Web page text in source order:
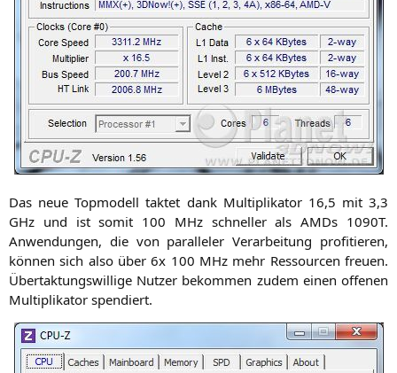
Das neue Top­mo­dell tak­tet dank Mul­ti­pli­ka­tor 16,5 mit 3,3
GHz und ist somit 100 MHz schnel­ler als AMDs 1090T.
Anwen­dun­gen, die von par­al­le­ler Ver­ar­bei­tung pro­fi­tie­ren,
kön­nen sich also über 6x 100 MHz mehr Res­sour­cen freu­en.
Über­tak­tungs­wil­li­ge Nut­zer bekom­men zudem einen offe­nen
Mul­ti­pli­ka­tor spendiert.